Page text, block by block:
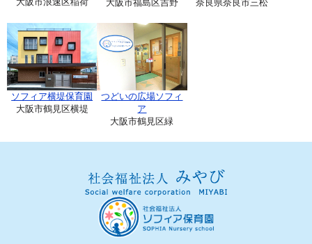
大阪市福島区吉野
奈良県奈良市三松
ソフィア横堤保育園
大阪市鶴見区横堤
つどいの広場ソフィ
ア
大阪市鶴見区緑